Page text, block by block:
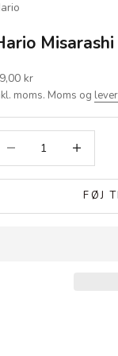
kr
moms. Moms og
FØJ